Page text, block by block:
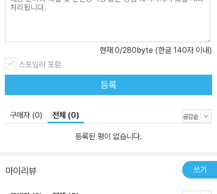
현재 0/280byte (한글 140자 이내)
스포일러 포함
등록
구매자 (0) 전체 (0)
등록된 평이 없습니다.
마이리뷰 쓰기